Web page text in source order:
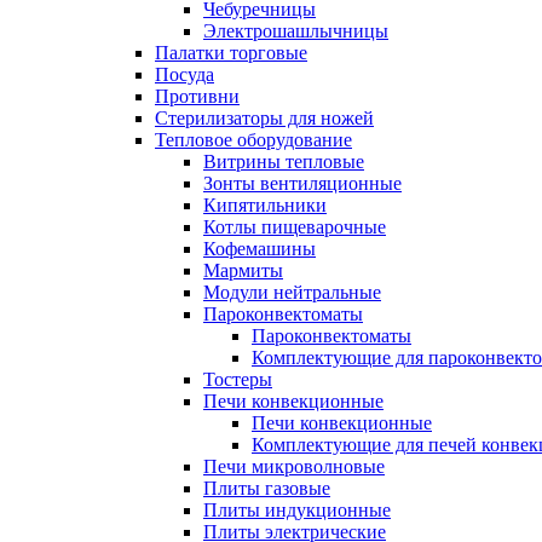
Чебуречницы
Электрошашлычницы
Палатки торговые
Посуда
Противни
Стерилизаторы для ножей
Тепловое оборудование
Витрины тепловые
Зонты вентиляционные
Кипятильники
Котлы пищеварочные
Кофемашины
Мармиты
Модули нейтральные
Пароконвектоматы
Пароконвектоматы
Комплектующие для
Тостеры
Печи конвекционные
Печи конвекционные
Комплектующие для печей
Печи микроволновые
Плиты газовые
Плиты индукционные
Плиты электрические